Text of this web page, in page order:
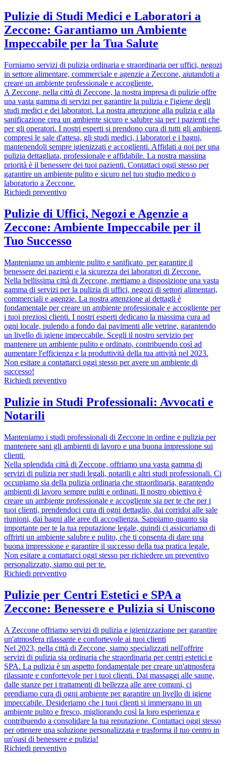
Pulizie di Studi Medici e Laboratori a
Zeccone: Garantiamo un Ambiente
Impeccabile per la Tua Salute
Forniamo servizi di pulizia ordinaria e straordinaria per uffici, negozi
in settore alimentare, commerciale e agenzie a Zeccone, aiutandoti a
creare un ambiente professionale e accogliente.
A Zeccone, nella città di Zeccone, la nostra impresa di pulizie offre
una vasta gamma di servizi per garantire la pulizia e l'igiene degli
studi medici e dei laboratori. La nostra attenzione alla pulizia e alla
sanificazione crea un ambiente sicuro e salubre sia per i pazienti che
per gli operatori. I nostri esperti si prendono cura di tutti gli ambienti,
compresi le sale d'attesa, gli studi medici, i laboratori e i bagni,
mantenendoli sempre igienizzati e accoglienti. Affidati a noi per una
pulizia dettagliata, professionale e affidabile. La nostra massima
priorità è il benessere dei tuoi pazienti. Contattaci oggi stesso per
garantire un ambiente pulito e sicuro nel tuo studio medico o
laboratorio a Zeccone.
Richiedi preventivo
Pulizie di Uffici, Negozi e Agenzie a
Zeccone: Ambiente Impeccabile per il
Tuo Successo
Manteniamo un ambiente pulito e sanificato per garantire il
benessere dei pazienti e la sicurezza dei laboratori di Zeccone.
Nella bellissima città di Zeccone, mettiamo a disposizione una vasta
gamma di servizi per la pulizia di uffici, negozi di settori alimentari,
commerciali e agenzie. La nostra attenzione ai dettagli è
fondamentale per creare un ambiente professionale e accogliente per
i tuoi preziosi clienti. I nostri esperti dedicano la massima cura ad
ogni locale, pulendo a fondo dai pavimenti alle vetrine, garantendo
un livello di igiene impeccabile. Scegli il nostro servizio per
mantenere un ambiente pulito e ordinato, contribuendo così ad
aumentare l'efficienza e la produttività della tua attività nel 2023.
Non esitare a contattarci oggi stesso per avere un ambiente di
successo!
Richiedi preventivo
Pulizie in Studi Professionali: Avvocati e
Notarili
Manteniamo i studi professionali di Zeccone in ordine e pulizia per
mantenere sani gli ambienti di lavoro e una buona impressione sui
clienti
Nella splendida città di Zeccone, offriamo una vasta gamma di
servizi di pulizia per studi legali, notarili e altri studi professionali. Ci
occupiamo sia della pulizia ordinaria che straordinaria, garantendo
ambienti di lavoro sempre puliti e ordinati. Il nostro obiettivo è
creare un ambiente professionale e accogliente sia per te che per i
tuoi clienti, prendendoci cura di ogni dettaglio, dai corridoi alle sale
riunioni, dai bagni alle aree di accoglienza. Sappiamo quanto sia
importante per te la tua reputazione legale, quindi ci assicuriamo di
offrirti un ambiente salubre e pulito, che ti consenta di dare una
buona impressione e garantire il successo della tua pratica legale.
Non esitare a contattarci oggi stesso per richiedere un preventivo
personalizzato, siamo qui per te.
Richiedi preventivo
Pulizie per Centri Estetici e SPA a
Zeccone: Benessere e Pulizia si Uniscono
A Zeccone offriamo servizi di pulizia e igienizzazione per garantire
un'atmosfera rilassante e confortevole ai tuoi clienti
Nel 2023, nella città di Zeccone, siamo specializzati nell'offrire
servizi di pulizia sia ordinaria che straordinaria per centri estetici e
SPA. La pulizia è un aspetto fondamentale per creare un'atmosfera
rilassante e confortevole per i tuoi clienti. Dai massaggi alle saune,
dalle stanze per i trattamenti di bellezza alle aree comuni, ci
prendiamo cura di ogni ambiente per garantire un livello di igiene
impeccabile. Desideriamo che i tuoi clienti si immergano in un
ambiente pulito e fresco, migliorando così la loro esperienza e
contribuendo a consolidare la tua reputazione. Contattaci oggi stesso
per ottenere una soluzione personalizzata e trasforma il tuo centro in
un'oasi di benessere e pulizia!
Richiedi preventivo